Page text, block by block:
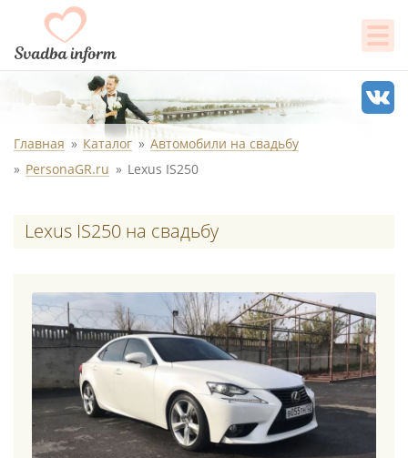
Главная Каталог
Автомобили на свадьбу
PersonaGR.ru
Lexus IS250
Lexus IS250 на свадьбу